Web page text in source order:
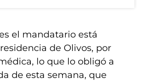
el mandatario está
de Olivos, por
lo que lo obligó a
de esta semana, que